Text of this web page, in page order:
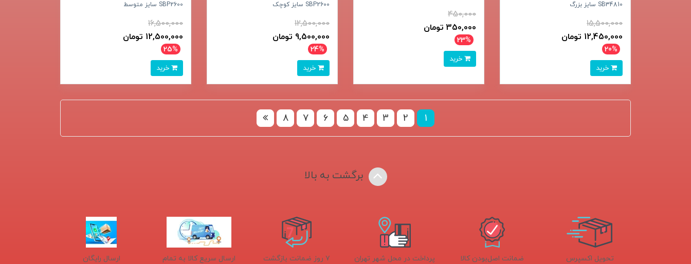
SB34810 سایز بزرگ
15,500,000
12,450,000 تومان
20%
450,000
350,000 تومان
23%
SBP2600 سایز کوچک
12,500,000
9,500,000 تومان
24%
SBP2600 سایز متوسط
16,500,000
12,500,000 تومان
25%
1
2
3
4
5
6
7
8
برگشت به بالا
تحویل اکسپرس ضمانت اصل‌بودن کالا پرداخت در محل شهر تهران ۷ روز ضمانت بازگشت
ارسال سریع کالا به تمام
ارسال رایگان